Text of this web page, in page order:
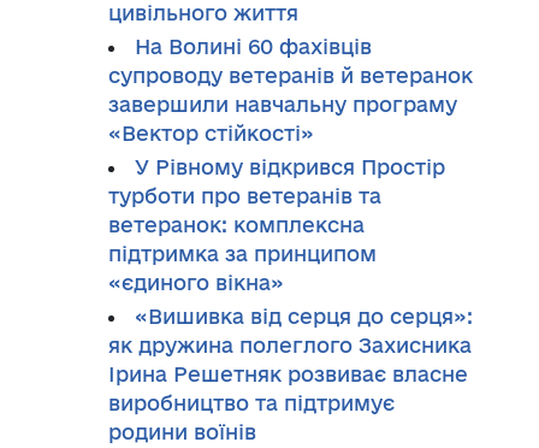
цивільного життя
На Волині 60 фахівців
супроводу ветеранів й ветеранок
завершили навчальну програму
«Вектор стійкості»
У Рівному відкрився Простір
турботи про ветеранів та
ветеранок: комплексна
підтримка за принципом
«єдиного вікна»
«Вишивка від серця до серця»:
як дружина полеглого Захисника
Ірина Решетняк розвиває власне
виробництво та підтримує
родини воїнів